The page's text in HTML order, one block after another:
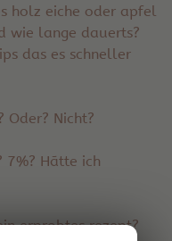
holz eiche oder apfel
wie lange dauerts?
das es schneller
Oder? Nicht?
7%? Hãtte ich
erprobtes rezept?